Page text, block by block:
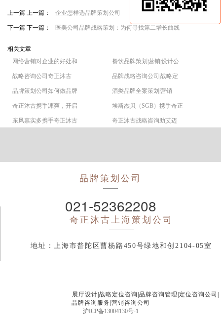
上一篇 上一篇： 企业怎样选品牌策划公司
下一篇 下一篇： 医美公司品牌战略策划：为何寻找第二增长曲线
相关文章
网络营销对企业的好处和
餐饮品牌策划|营销|设计公
战略咨询公司奇正沐古 品牌战略咨询公司|战略定
品牌策划公司如何做品牌 酒类品牌全案策划|营销
奇正沐古携手涑爽，开启 埃斯杰贝（SGB）携手奇正
东风嘉实多携手奇正沐古 奇正沐古战略咨询助艾迈
奇正沐古上海策划公司
地址：上海市普陀区曹杨路450号绿地和创2104-05室
品牌策划公司
021-52362208
展厅设计 战略定位咨询 品牌咨询管理 定位咨询公司
品牌咨询服务 营销咨询公司
沪ICP备13004130号-1